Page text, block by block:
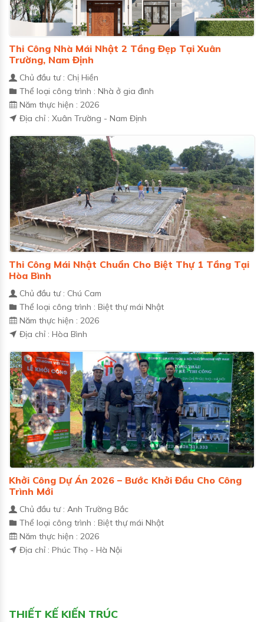
Thi Công Nhà Mái Nhật 2 Tầng Đẹp Tại Xuân
Trường, Nam Định
Chủ đầu tư : Chị Hiền
Thể loại công trình : Nhà ở gia đình
Năm thực hiện : 2026
Địa chỉ : Xuân Trường - Nam Định
Thi Công Mái Nhật Chuẩn Cho Biệt Thự 1 Tầng Tại
Hòa Bình
Chủ đầu tư : Chú Cam
Thể loại công trình : Biệt thự mái Nhật
Năm thực hiện : 2026
Địa chỉ : Hòa Bình
Khởi Công Dự Án 2026 – Bước Khởi Đầu Cho Công
Trình Mới
Chủ đầu tư : Anh Trường Bắc
Thể loại công trình : Biệt thự mái Nhật
Năm thực hiện : 2026
Địa chỉ : Phúc Thọ - Hà Nội
THIẾT KẾ KIẾN TRÚC